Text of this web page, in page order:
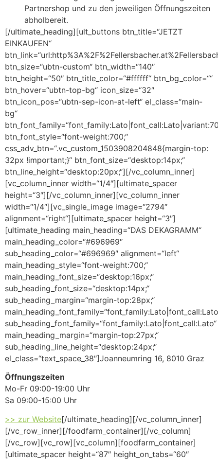
Partnershop und zu den jeweiligen Öffnungszeiten
abholbereit.
[/ultimate_heading][ult_buttons btn_title=“JETZT
EINKAUFEN“
btn_size=“ubtn-custom“ btn_width=“140″
btn_height=“50″ btn_title_color=“#ffffff“ btn_bg_color=““
btn_hover=“ubtn-top-bg“ icon_size=“32″
btn_icon_pos=“ubtn-sep-icon-at-left“ el_class=“main-
bg“
btn_font_style=“font-weight:700;“
css_adv_btn=“.vc_custom_1503908204848{margin-top:
32px !important;}“ btn_font_size=“desktop:14px;“
btn_line_height=“desktop:20px;“][/vc_column_inner]
[vc_column_inner width=“1/4″][ultimate_spacer
height=“3″][/vc_column_inner][vc_column_inner
width=“1/4″][vc_single_image image=“2794″
alignment=“right“][ultimate_spacer height=“3″]
[ultimate_heading main_heading=“DAS DEKAGRAMM“
main_heading_color=“#696969″
sub_heading_color=“#696969″ alignment=“left“
main_heading_style=“font-weight:700;“
main_heading_font_size=“desktop:16px;“
sub_heading_font_size=“desktop:14px;“
sub_heading_margin=“margin-top:28px;“
sub_heading_font_family=“font_family:Lato|font_call:Lato“
main_heading_margin=“margin-top:27px;“
sub_heading_line_height=“desktop:24px;“
el_class=“text_space_38″]Joanneumring 16, 8010 Graz
Öffnungszeiten
Mo-Fr 09:00-19:00 Uhr
Sa 09:00-15:00 Uhr
>> zur Website[/ultimate_heading][/vc_column_inner]
[/vc_row_inner][/foodfarm_container][/vc_column]
[/vc_row][vc_row][vc_column][foodfarm_container]
[ultimate_spacer height=“87″ height_on_tabs=“60″